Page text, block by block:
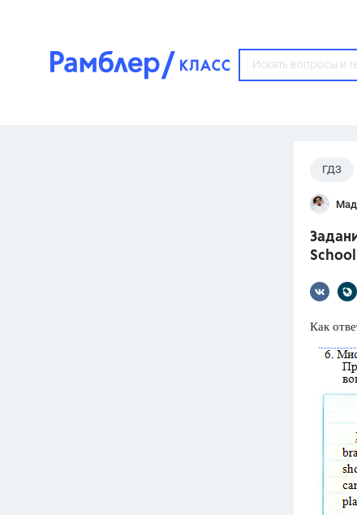
Популярные
ГДЗ
ОГЭ
ФИПИ
ответов
ответа
Spotlight
ГДЗ
Как